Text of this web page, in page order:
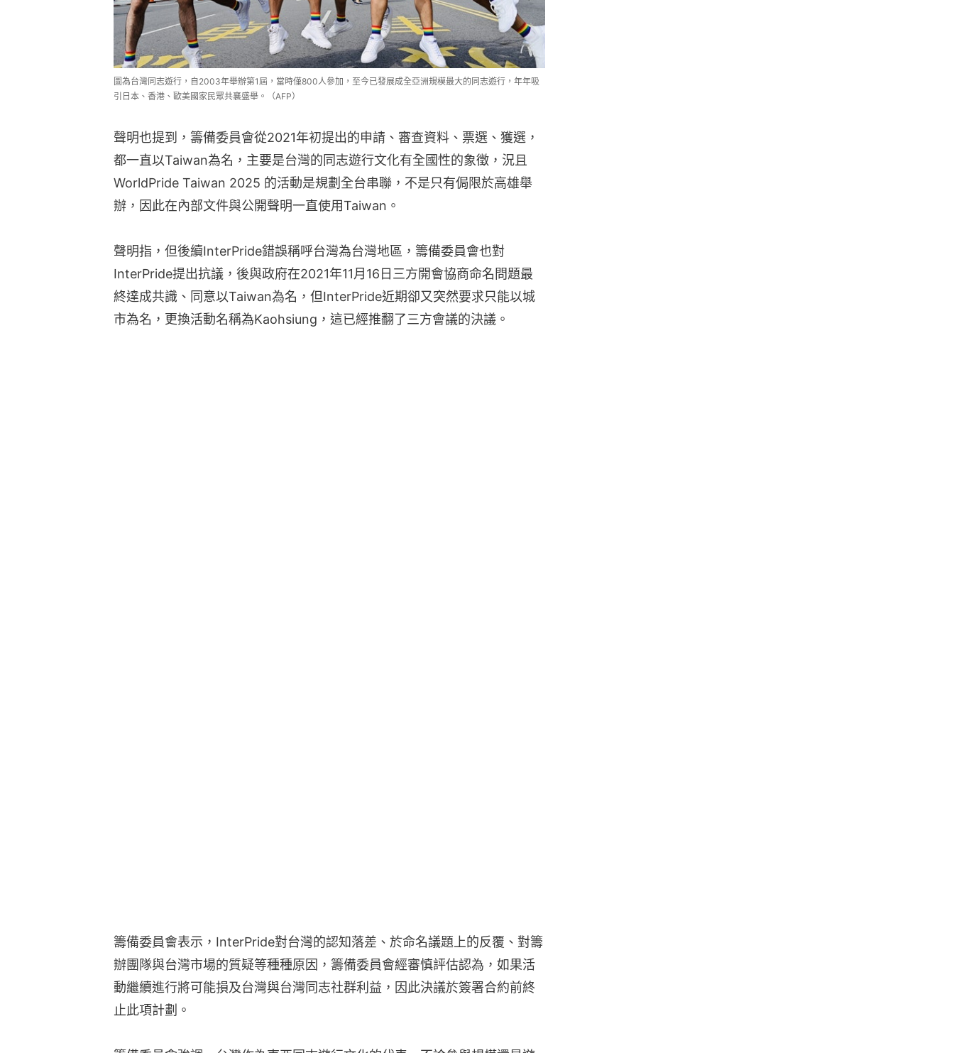
圖為台灣同志遊行，自2003年舉辦第1屆，當時僅800人參加，至今已發展成全亞洲規模最大的同志遊行，年年吸
引日本、香港、歐美國家民眾共襄盛舉。（AFP）
聲明也提到，籌備委員會從2021年初提出的申請、審查資料、票選、獲選，
都一直以Taiwan為名，主要是台灣的同志遊行文化有全國性的象徵，況且
WorldPride Taiwan 2025 的活動是規劃全台串聯，不是只有侷限於高雄舉
辦，因此在內部文件與公開聲明一直使用Taiwan。
聲明指，但後續InterPride錯誤稱呼台灣為台灣地區，籌備委員會也對
InterPride提出抗議，後與政府在2021年11月16日三方開會協商命名問題最
終達成共識、同意以Taiwan為名，但InterPride近期卻又突然要求只能以城
市為名，更換活動名稱為Kaohsiung，這已經推翻了三方會議的決議。
籌備委員會表示，InterPride對台灣的認知落差、於命名議題上的反覆、對籌
辦團隊與台灣市場的質疑等種種原因，籌備委員會經審慎評估認為，如果活
動繼續進行將可能損及台灣與台灣同志社群利益，因此決議於簽署合約前終
止此項計劃。